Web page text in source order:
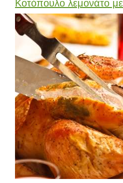
Κοτόπουλο λεμονάτο με